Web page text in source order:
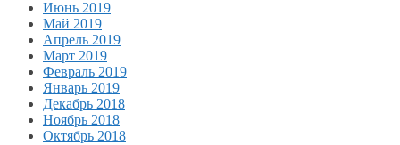
Июнь 2019
Май 2019
Апрель 2019
Март 2019
Февраль 2019
Январь 2019
Декабрь 2018
Ноябрь 2018
Октябрь 2018